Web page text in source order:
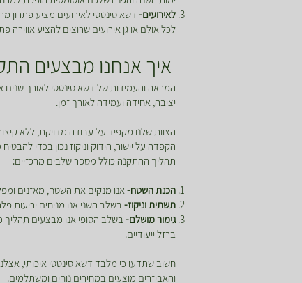
לאירועים- דשא סינטטי לאירועים מציע פתרון
לכל אולם או גן אירועים שרוצים להציע אווירה
איך אנחנו מבצעים
המראה והעמידות של דשא סינטטי לאורך
יציבה, אחידה ועמידה לאורך זמן.
הצוות שלנו מקפיד על עבודה מדויקת, ללא
הקפדה על יישור, הידוק וניקוז נכון בכדי
תהליך ההתקנה כולל מספר שלבים מרכזיים:
הכנת השטח- אנו מנקים את השטח, מאזנים
תשתית וניקוז- בשלב השני אנו מניחים יריעות
גימור מושלם- בשלב הסופי אנו מבצעים תהליך
ברזל ייעודיים.
חשוב שתדעו כי מלבד דשא סינטטי איכותי,
והאביזרים מוצעים במחירים נוחים ומשתלמים.